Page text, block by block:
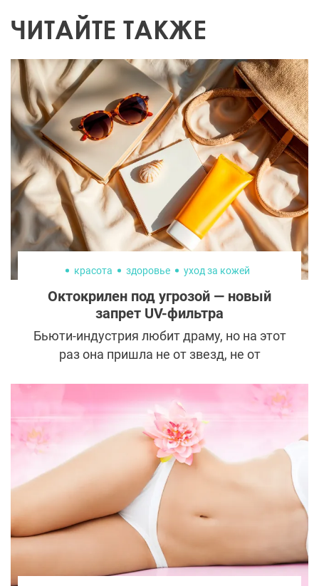
ЧИТАЙТЕ ТАКЖЕ
красота здоровье уход за кожей
Октокрилен под угрозой — новый
запрет UV-фильтра
Бьюти-индустрия любит драму, но на этот
раз она пришла не от звезд, не от
очередного корейского тренда. Главным
героем неожиданного сюжета стал
компонент, который десятилетиями
работал в тени. Октокрилен всегда был в
списке тех, кто делает грязную работу, но
не претендует на внимание. Сейчас он
оказывается на первых полосах.